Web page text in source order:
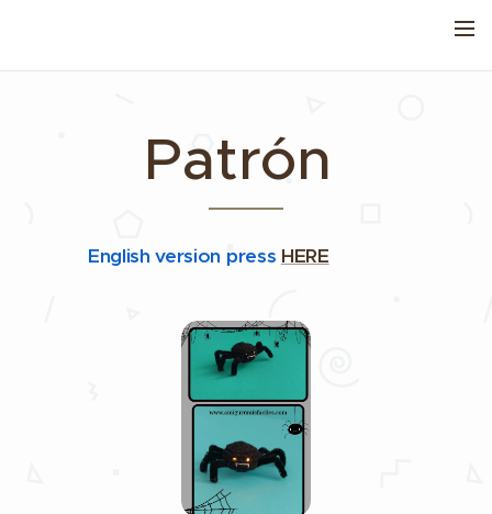
Patrón
English version press HERE